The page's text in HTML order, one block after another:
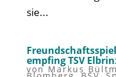
sie...
empfing TSV
von Markus